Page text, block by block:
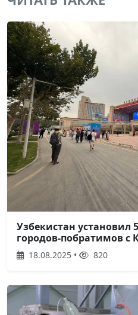
Узбекистан установил
городов-побратимов с
18.08.2025 • 820